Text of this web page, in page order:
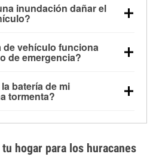
durante un tiempo
sin conducir el vehículo
carga de respaldo para
inundación dañar el
del motor y pueden
lo que puede provocar una
de vehículo funciona
de emergencia?
profundo porque son
vibraciones y más
batería de mi
tormenta?
Evitar el agua estancada y
hogar para los huracanes